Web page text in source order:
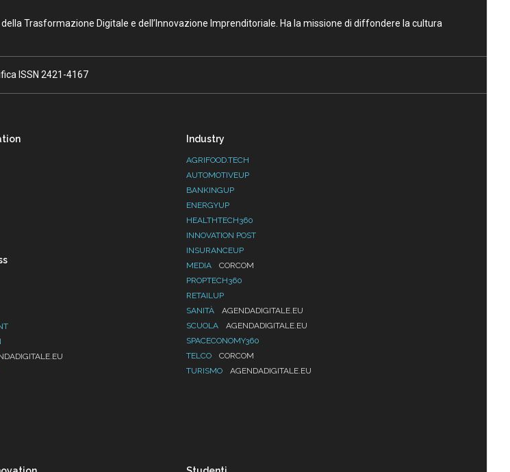
Trasformazione Digitale e dell’Innovazione Imprenditoriale. Ha la missione di diffondere la cultura
ISSN 2421-4167
Industry
AGRIFOOD.TECH
AUTOMOTIVEUP
BANKINGUP
ENERGYUP
HEALTHTECH360
INNOVATION POST
INSURANCEUP
MEDIA
CORCOM
PROPTECH360
RETAILUP
SANITÀ
AGENDADIGITALE.EU
SCUOLA
AGENDADIGITALE.EU
SPACECONOMY360
TELCO
CORCOM
TURISMO
AGENDADIGITALE.EU